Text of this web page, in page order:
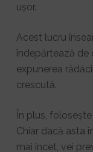
ușor.
Acest lucru
îndepărtează de
expunerea
crescută.
În plus,
Chiar dacă asta
mai încet, vei